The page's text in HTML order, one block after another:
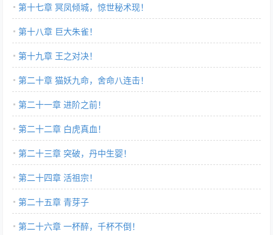
第十七章 冥凤倾城，惊世秘术现！
第十八章 巨大朱雀！
第十九章 王之对决！
第二十章 猫妖九命，舍命八连击！
第二十一章 进阶之前！
第二十二章 白虎真血！
第二十三章 突破，丹中生婴！
第二十四章 活祖宗！
第二十五章 青芽子
第二十六章 一杯醉，千杯不倒！